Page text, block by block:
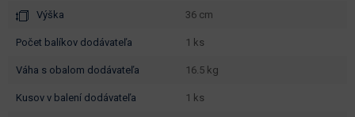
Výška 36 cm
počet balíkov dodávateľa 1 ks
váha s obalom dodávateľa 16.5 kg
kusov v balení dodávateľa 1 ks